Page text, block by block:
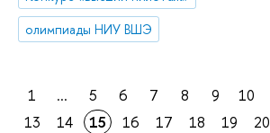
олимпиады НИУ ВШЭ
1 ... 5 6 7 8 9 10
13
14 15 16 17 18 19 20